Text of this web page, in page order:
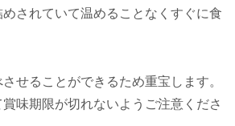
されていて温めることなくすぐに食
せることができるため重宝します。
賞味期限が切れないようご注意くださ